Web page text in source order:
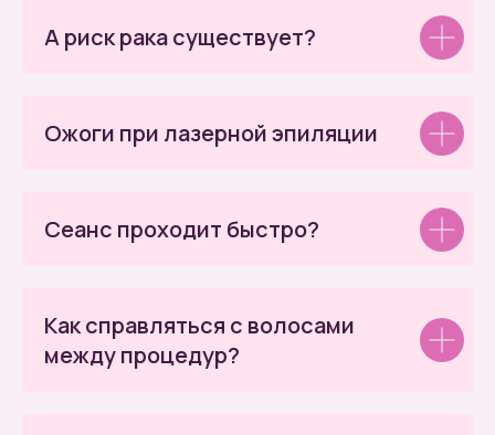
А риск рака существует?
Ожоги при лазерной эпиляции
Сеанс проходит быстро?
Как справляться с волосами
между процедур?